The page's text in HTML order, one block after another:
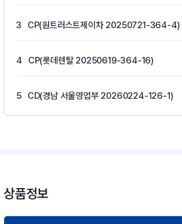
3 CP(원트러스트제이차 20250721-364-4)
4 CP(롯데렌탈 20250619-364-16)
5 CD(경남 서울영업부 20260224-126-1)
상품정보